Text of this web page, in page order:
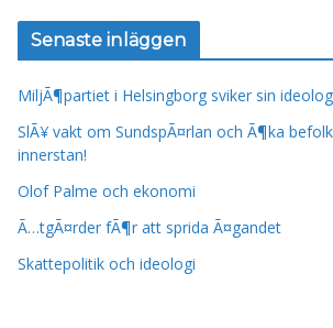
Senaste inläggen
MiljÃ¶partiet i Helsingborg sviker sin
SlÃ¥ vakt om SundspÃ¤rlan och Ã¶ka
innerstan!
Olof Palme och ekonomi
Ã…tgÃ¤rder fÃ¶r att sprida Ã¤gandet
Skattepolitik och ideologi